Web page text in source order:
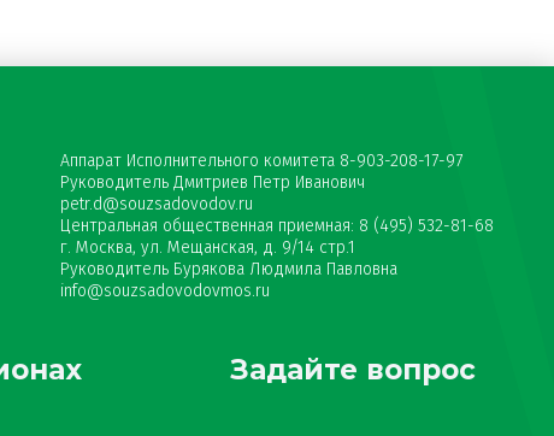
Аппарат Исполнительного комитета 8-903-208-17-97
Руководитель Дмитриев Петр Иванович
petr.d@souzsadovodov.ru
Центральная общественная приемная: 8 (495) 532-81-68
г. Москва, ул. Мещанская, д. 9/14 стр.1
Руководитель Бурякова Людмила Павловна
info@souzsadovodovmos.ru
Задайте вопрос